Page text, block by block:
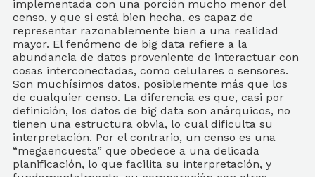
implementada con una porción mucho menor del
censo, y que si está bien hecha, es capaz de
representar razonablemente bien a una realidad
mayor. El fenómeno de big data refiere a la
abundancia de datos proveniente de interactuar con
cosas interconectadas, como celulares o sensores.
Son muchísimos datos, posiblemente más que los
de cualquier censo. La diferencia es que, casi por
definición, los datos de big data son anárquicos, no
tienen una estructura obvia, lo cual dificulta su
interpretación. Por el contrario, un censo es una
“megaencuesta” que obedece a una delicada
planificación, lo que facilita su interpretación, y